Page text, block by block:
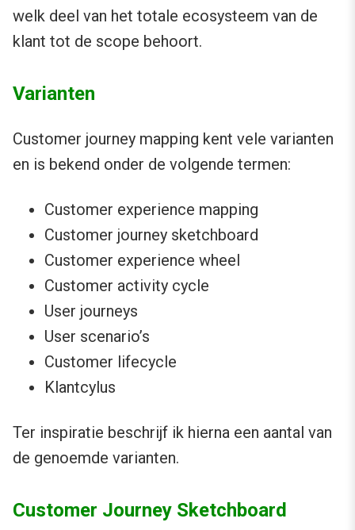
welk deel van het totale ecosysteem van de
klant tot de scope behoort.
Varianten
Customer journey mapping kent vele varianten
en is bekend onder de volgende termen:
Customer experience mapping
Customer journey sketchboard
Customer experience wheel
Customer activity cycle
User journeys
User scenario’s
Customer lifecycle
Klantcylus
Ter inspiratie beschrijf ik hierna een aantal van
de genoemde varianten.
Customer Journey Sketchboard